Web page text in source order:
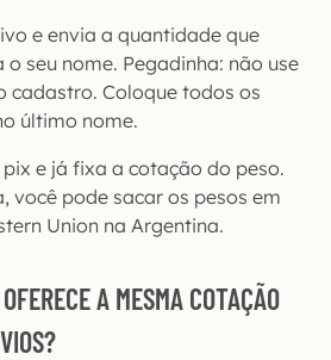
e envia a quantidade que
seu nome. Pegadinha: não use
cadastro. Coloque todos os
último nome.
e já fixa a cotação do peso.
você pode sacar os pesos em
Union na Argentina.
A MESMA COTAÇÃO